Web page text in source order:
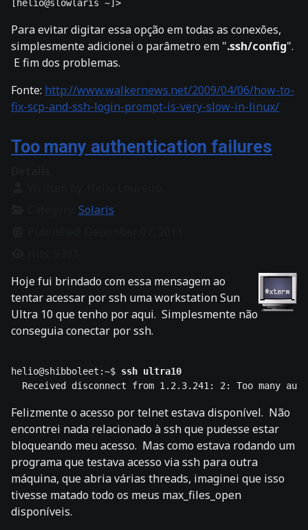
Para evitar digitar essa opção em todas as conexões,
simplesmente adicionei o parâmetro em ".ssh/config".
E fim dos problemas.
Fonte: http://www.walkernews.net/2009/04/06/how-to-
fix-scp-and-ssh-login-prompt-is-very-slow-in-linux/
Too many authentication failures
Solaris
Hoje fui brindado com essa mensagem ao
tentar acessar por ssh uma workstation Sun
Ultra 10 que tenho por aqui. Simplesmente não
conseguia conectar por ssh.
helio@shibboleet:~$ ssh ultra10
Felizmente o acesso por telnet estava disponível. Não
encontrei nada relacionado à ssh que pudesse estar
bloqueando meu acesso. Mas como estava rodando um
programa que testava acesso via ssh para outra
máquina, que abria várias threads, imaginei que isso
tivesse matado todo os meus max_files_open
disponíveis.